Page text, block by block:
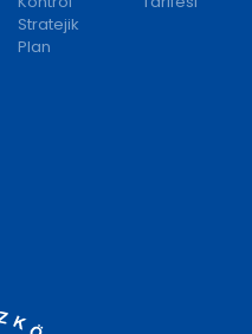
Stratejik
Plan